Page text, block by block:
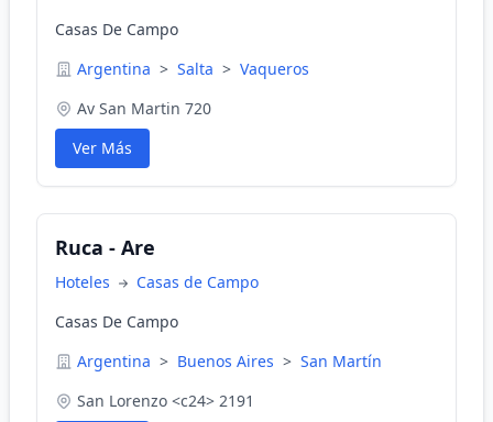
Casas De Campo
Argentina > Salta > Vaqueros
Av San Martin 720
Ver Más
Ruca - Are
Hoteles
Casas de Campo
Casas De Campo
Argentina > Buenos Aires > San Martín
San Lorenzo <c24> 2191